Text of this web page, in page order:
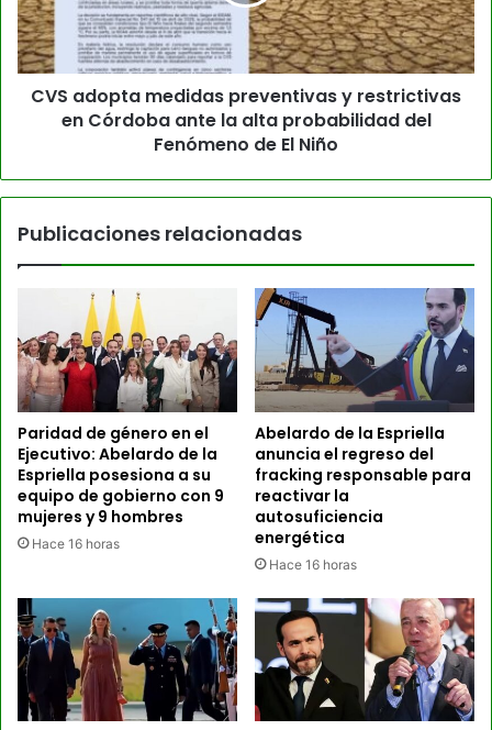
CVS adopta medidas preventivas y restrictivas
en Córdoba ante la alta probabilidad del
Fenómeno de El Niño
Publicaciones relacionadas
Paridad de género en el
Ejecutivo: Abelardo de la
Espriella posesiona a su
equipo de gobierno con 9
mujeres y 9 hombres
Hace 16 horas
Abelardo de la Espriella
anuncia el regreso del
fracking responsable para
reactivar la
autosuficiencia
energética
Hace 16 horas